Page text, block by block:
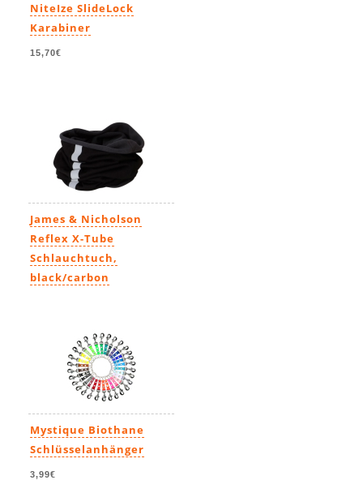
NiteIze SlideLock
Karabiner
15,70€
James & Nicholson
Reflex X-Tube
Schlauchtuch,
black/carbon
Mystique Biothane
Schlüsselanhänger
3,99€